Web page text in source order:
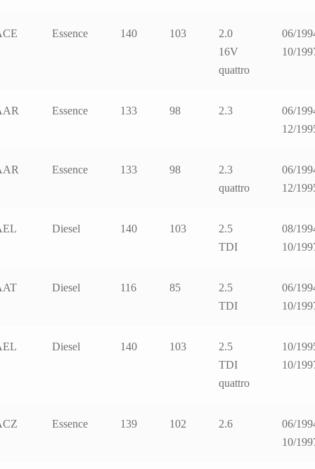
Essence 140 103
2.0
16V
quattro
06/
10/
Essence 133 98 2.3
06/
12/
Essence 133 98
2.3
quattro
06/
12/
Diesel 140 103
2.5
TDI
08/
10/
Diesel 116 85
2.5
TDI
06/
10/
Diesel 140 103
2.5
TDI
quattro
10/
10/
Essence 139 102 2.6
06/
10/